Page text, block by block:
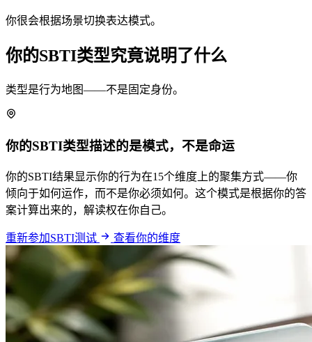
你很会根据场景切换表达模式。
你的SBTI类型究竟说明了什么
类型是行为地图——不是固定身份。
你的SBTI类型描述的是模式，不是命运
你的SBTI结果显示你的行为在15个维度上的聚集方式——你
倾向于如何运作，而不是你必须如何。这个模式是根据你的答
案计算出来的，解读权在你自己。
重新参加SBTI测试 查看你的维度